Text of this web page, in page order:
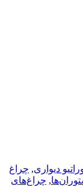
دیواری, چراغ
, چراغ‌های